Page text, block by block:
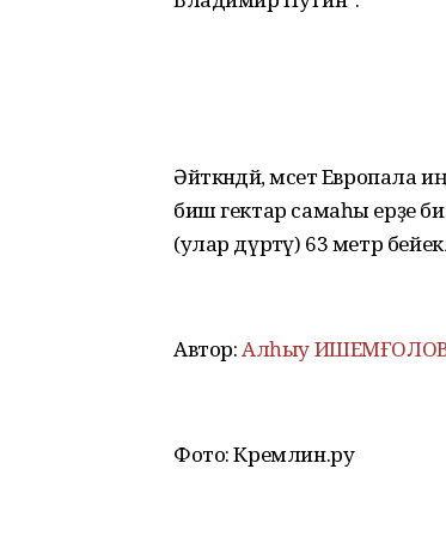
Әйткәндәй, мәсет
биш гектар самаһы ерҙе
(улар дүртәү) 63 метр
Автор:Алһыу
Фото: Кремлин.ру